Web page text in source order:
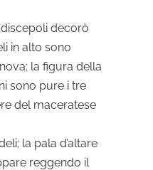
discepoli decorò
in alto sono
la figura della
sono pure i tre
del maceratese
la pala d’altare
reggendo il